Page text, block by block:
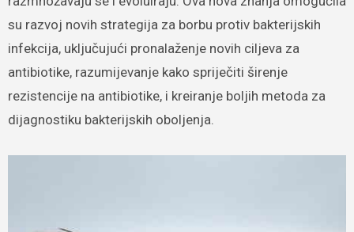
su razvoj novih strategija za borbu protiv bakterijskih
infekcija, uključujući pronalaženje novih ciljeva za
antibiotike, razumijevanje kako spriječiti širenje
rezistencije na antibiotike, i kreiranje boljih metoda za
dijagnostiku bakterijskih oboljenja.